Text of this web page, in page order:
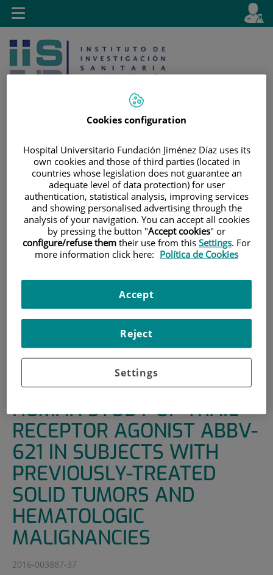
Saltar al contenido
contenido
Selector
activo
es
Buscar
Toggle
navigation
UNIDADES DE APOYO|
|A PHASE 1, FIRST-IN-HUMAN STUDY OF TRAIL
PREVIOUSLY-TREATED SOLID TUMORS AND
HEMATOLOGIC MALIGNANCIES
A PHASE 1, FIRST-IN-
HUMAN STUDY OF TRAIL
RECEPTOR AGONIST ABBV-
621 IN SUBJECTS WITH
PREVIOUSLY-TREATED
SOLID TUMORS AND
HEMATOLOGIC
MALIGNANCIES
2016-003887-37
Cookies configuration
Hospital Universitario Fundación Jiménez Díaz uses its
own cookies and those of third parties (located in
countries whose legislation does not guarantee an
adequate level of data protection) for user
authentication, statistical analysis, improving services
and showing personalised advertising through the
analysis of your navigation. You can accept all cookies
by pressing the button "Accept cookies" or
configure/refuse them their use from this Settings. For
more information click here: Política de Cookies
Settings
Reject
Accept